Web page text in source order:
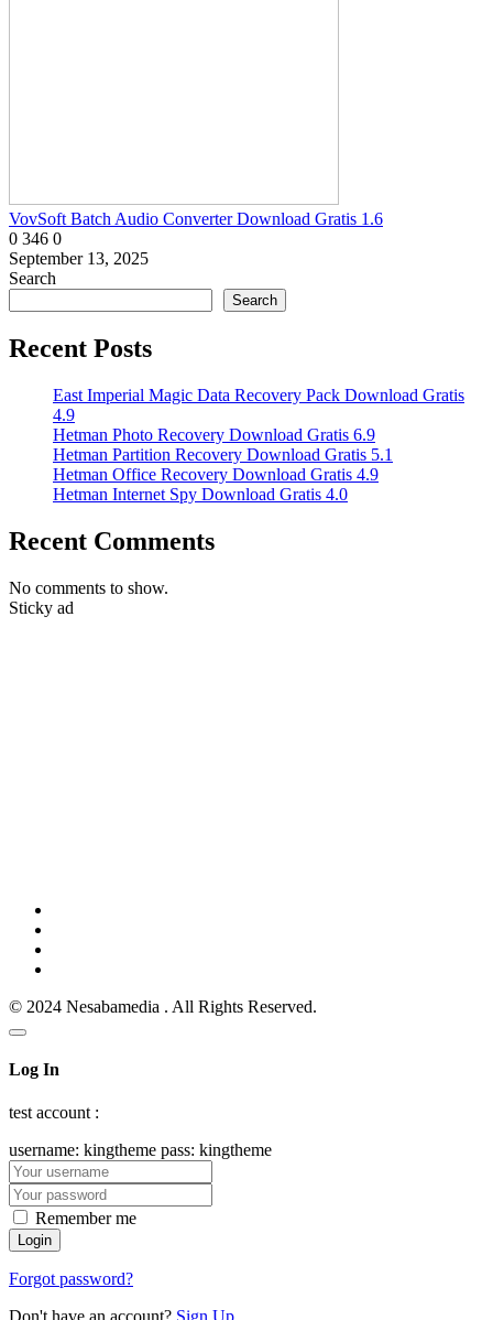
VovSoft Batch Audio Converter Download Gratis 1.6
0 346 0
September 13, 2025
Search
Search
Recent Posts
East Imperial Magic Data Recovery Pack Download Gratis
4.9
Hetman Photo Recovery Download Gratis 6.9
Hetman Partition Recovery Download Gratis 5.1
Hetman Office Recovery Download Gratis 4.9
Hetman Internet Spy Download Gratis 4.0
Recent Comments
No comments to show.
Sticky ad
© 2024 Nesabamedia . All Rights Reserved.
Log In
test account :
username: kingtheme pass: kingtheme
Remember me
Forgot password?